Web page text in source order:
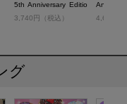
5th Anniversary Editio
n3,740円（税込）
4,620円
グ